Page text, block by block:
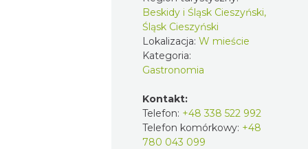
Beskidy i Śląsk Cieszyński,
Śląsk Cieszyński
Lokalizacja: W mieście
Kategoria:
Gastronomia
Kontakt:
Telefon: +48 338 522 992
Telefon komórkowy: +48
780 043 099